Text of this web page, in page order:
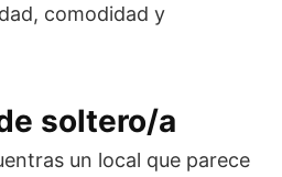
comodidad y
soltero/a
un local que parece